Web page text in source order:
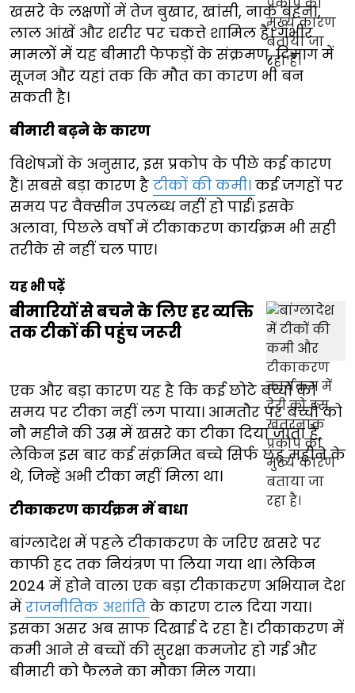
खसरे के लक्षणों में तेज बुखार, खांसी, नाक बहना,
लाल आंखें और शरीर पर चकत्ते शामिल हैं। गंभीर
मामलों में यह बीमारी फेफड़ों के संक्रमण, दिमाग में
सूजन और यहां तक कि मौत का कारण भी बन
सकती है।
बीमारी बढ़ने के कारण
विशेषज्ञों के अनुसार, इस प्रकोप के पीछे कई कारण
हैं। सबसे बड़ा कारण है टीकों की कमी। कई जगहों पर
समय पर वैक्सीन उपलब्ध नहीं हो पाई। इसके
अलावा, पिछले वर्षों में टीकाकरण कार्यक्रम भी सही
तरीके से नहीं चल पाए।
यह भी पढ़ें
बीमारियों से बचने के लिए हर व्यक्ति
तक टीकों की पहुंच जरूरी
एक और बड़ा कारण यह है कि कई छोटे बच्चों को
समय पर टीका नहीं लग पाया। आमतौर पर बच्चों को
नौ महीने की उम्र में खसरे का टीका दिया जाता है,
लेकिन इस बार कई संक्रमित बच्चे सिर्फ छह महीने के
थे, जिन्हें अभी टीका नहीं मिला था।
टीकाकरण कार्यक्रम में बाधा
बांग्लादेश में पहले टीकाकरण के जरिए खसरे पर
काफी हद तक नियंत्रण पा लिया गया था। लेकिन
2024 में होने वाला एक बड़ा टीकाकरण अभियान देश
में राजनीतिक अशांति के कारण टाल दिया गया।
इसका असर अब साफ दिखाई दे रहा है। टीकाकरण में
कमी आने से बच्चों की सुरक्षा कमजोर हो गई और
बीमारी को फैलने का मौका मिल गया।